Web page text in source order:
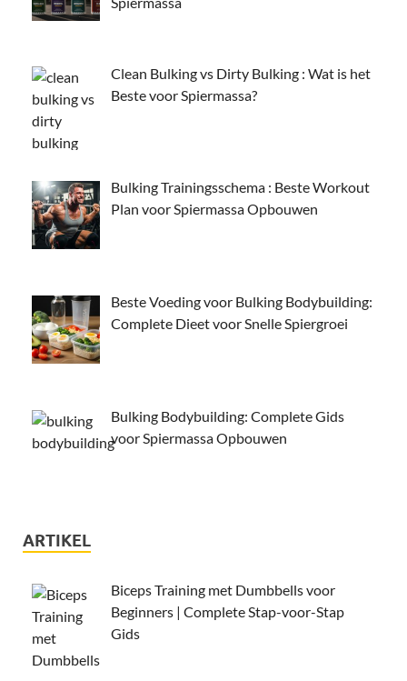
Clean Bulking vs Dirty Bulking : Wat is het
Beste voor Spiermassa?
Bulking Trainingsschema : Beste Workout
Plan voor Spiermassa Opbouwen
Beste Voeding voor Bulking Bodybuilding:
Complete Dieet voor Snelle Spiergroei
Bulking Bodybuilding: Complete Gids
voor Spiermassa Opbouwen
ARTIKEL
Biceps Training met Dumbbells voor
Beginners | Complete Stap-voor-Stap
Gids